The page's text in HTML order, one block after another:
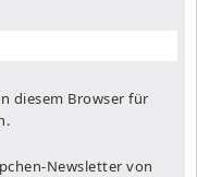
diesem Browser für
Newsletter von